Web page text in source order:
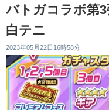
バトガコラボ第3
白テニ
2023年05月22日16時58分